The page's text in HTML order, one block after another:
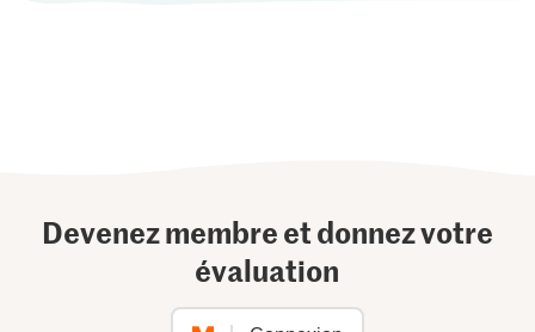
Devenez membre et donnez votre
évaluation